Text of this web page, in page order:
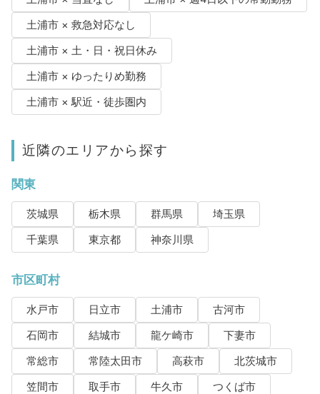
土浦市 × 救急対応なし
土浦市 × 土・日・祝日休み
土浦市 × ゆったりめ勤務
土浦市 × 駅近・徒歩圏内
近隣のエリアから探す
関東
茨城県 栃木県 群馬県
埼玉県
千葉県
東京都 神奈川県
市区町村
水戸市 日立市 土浦市
古河市
石岡市
結城市 龍ケ崎市
下妻市
常総市
常陸太田市 高萩市
北茨城市
笠間市
取手市 牛久市
つくば市